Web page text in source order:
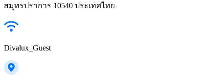
สมุทรปราการ 10540 ประเทศไทย
Divalux_Guest